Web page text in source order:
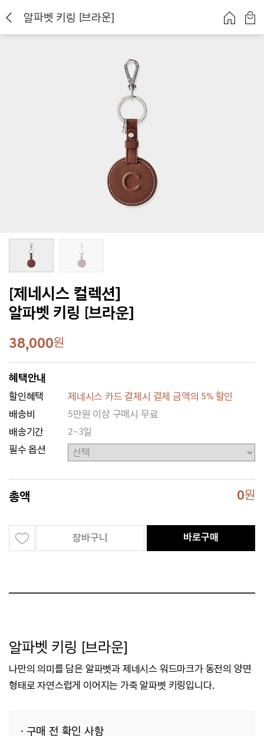
알파벳 키링 [브라운]
[제네시스 컬렉션]
알파벳 키링 [브라운]
38,000원
혜택안내
할인혜택
제네시스 카드 결제시 결제 금액의 5% 할인
배송비
5만원 이상 구매시 무료
배송기간
2~3일
필수 옵션
총액 0원
장바구니 바로구매
알파벳 키링 [브라운]
나만의 의미를 담은 알파벳과 제네시스 워드마크가 동전의 양면
형태로 자연스럽게 이어지는 가죽 알파벳 키링입니다.
· 구매 전 확인 사항